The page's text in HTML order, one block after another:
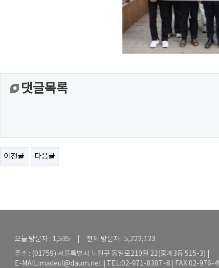
댓글목록
이전글 다음글
오늘 방문자 : 1,535 | 전체 방문자 : 5,222,123
주소 : (01759) 서울특별시 노원구 동일로210길 22(중계3동 515-3) |
E-MAIL:madeul@daum.net | TEL:02-971-8387~8 | FAX:02-976-